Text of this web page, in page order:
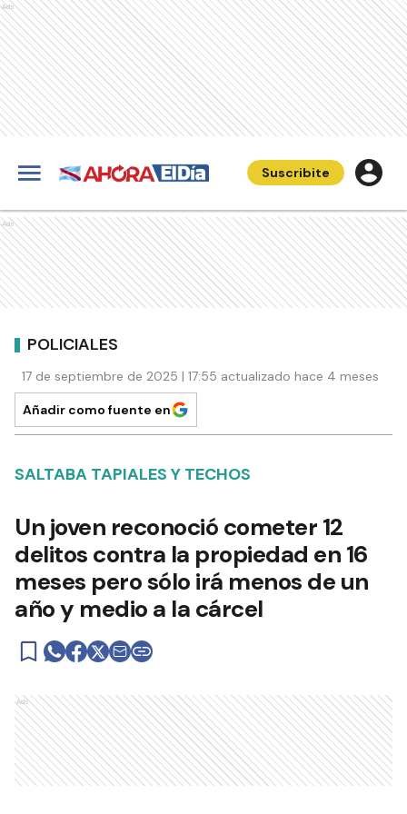
Ads
Suscribite
Ads
POLICIALES
17 de septiembre de 2025 | 17:55 actualizado hace 4 meses
Añadir como fuente en
SALTABA TAPIALES Y TECHOS
Un joven reconoció cometer 12
delitos contra la propiedad en 16
meses pero sólo irá menos de un
año y medio a la cárcel
Ads